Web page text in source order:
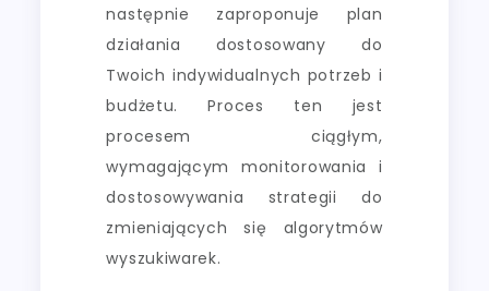
następnie zaproponuje plan
działania dostosowany do
Twoich indywidualnych potrzeb i
budżetu. Proces ten jest
procesem ciągłym,
wymagającym monitorowania i
dostosowywania strategii do
zmieniających się algorytmów
wyszukiwarek.